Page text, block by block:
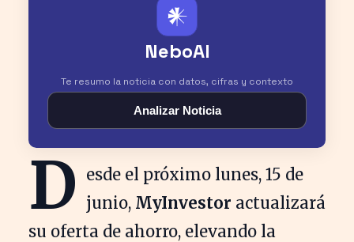
𒀭
NeboAI
Te resumo la noticia con datos, cifras y contexto
Analizar Noticia
D esde el próximo lunes, 15 de
junio, MyInvestor actualizará
su oferta de ahorro, elevando la